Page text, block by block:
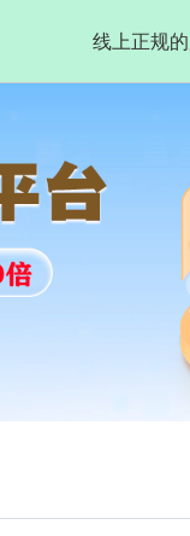
线上正规